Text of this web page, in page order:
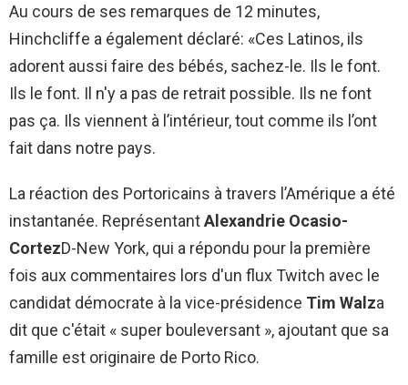
Au cours de ses remarques de 12 minutes,
Hinchcliffe a également déclaré: «Ces Latinos, ils
adorent aussi faire des bébés, sachez-le. Ils le font.
Ils le font. Il n'y a pas de retrait possible. Ils ne font
pas ça. Ils viennent à l’intérieur, tout comme ils l’ont
fait dans notre pays.
La réaction des Portoricains à travers l’Amérique a été
instantanée. ReprésentantAlexandrie Ocasio-
CortezD-New York, qui a répondu pour la première
fois aux commentaires lors d'un flux Twitch avec le
candidat démocrate à la vice-présidence Tim Walza
dit que c'était « super bouleversant », ajoutant que sa
famille est originaire de Porto Rico.